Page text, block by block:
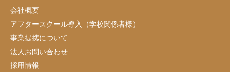
会社概要
アフタースクール導入（学校関係者様）
事業提携について
法人お問い合わせ
採用情報